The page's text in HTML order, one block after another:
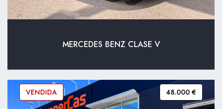
MERCEDES BENZ CLASE V
VENDIDA 48.000 €